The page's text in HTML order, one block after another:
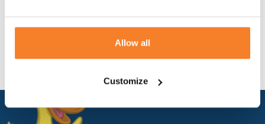
Allow all
Customize
ENVIAR